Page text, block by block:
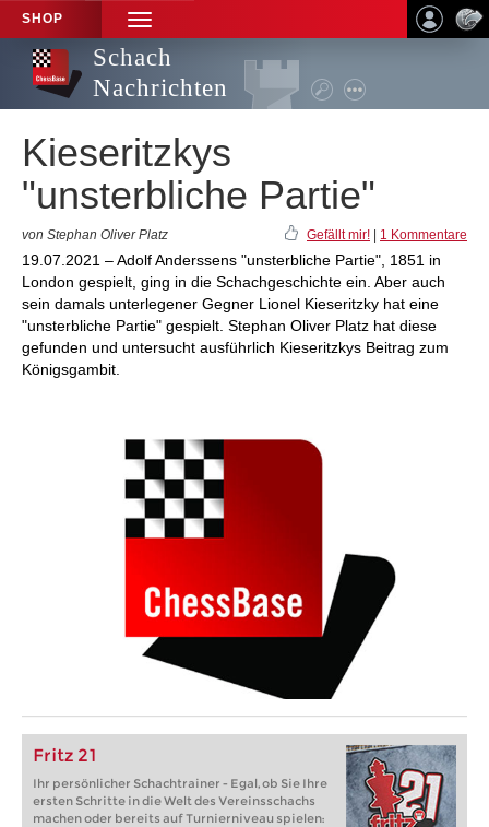
SHOP
TOGGLE
NAVIGATION
Schach
Nachrichten
Kieseritzkys
"unsterbliche Partie"
von Stephan Oliver Platz Gefällt mir! 1 Kommentare
19.07.2021 – Adolf Anderssens "unsterbliche Partie", 1851 in
London gespielt, ging in die Schachgeschichte ein. Aber auch
sein damals unterlegener Gegner Lionel Kieseritzky hat eine
"unsterbliche Partie" gespielt. Stephan Oliver Platz hat diese
gefunden und untersucht ausführlich Kieseritzkys Beitrag zum
Königsgambit.
Fritz 21
Ihr persönlicher Schachtrainer - Egal, ob Sie Ihre
ersten Schritte in die Welt des Vereinsschachs
machen oder bereits auf Turnierniveau spielen: